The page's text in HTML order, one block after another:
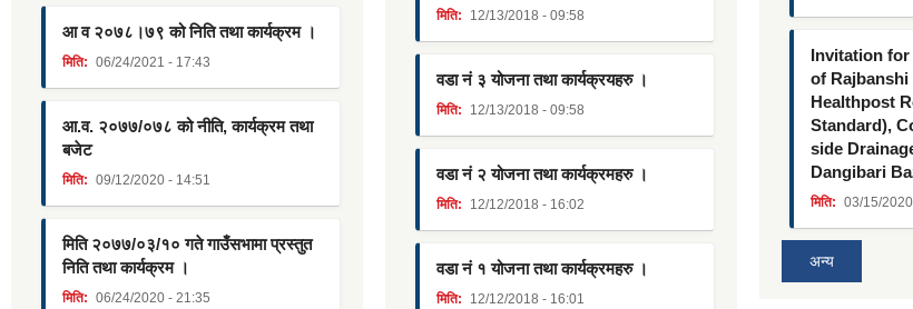
आ व २०७८।७९ को निति तथा कार्यक्रम ।
मिति: 06/24/2021 - 17:43
आ.व. २०७७/०७८ को नीति, कार्यक्रम तथा
बजेट
मिति: 09/12/2020 - 14:51
मिति २०७७/०३/१० गते गाउँसभामा प्रस्तुत
निति तथा कार्यक्रम ।
मिति: 06/24/2020 - 21:35
मिति: 12/13/2018 - 09:58
वडा नं ३ योजना तथा कार्यक्रयहरु ।
मिति: 12/13/2018 - 09:58
वडा नं २ योजना तथा कार्यक्रमहरु ।
मिति: 12/12/2018 - 16:02
वडा नं १ योजना तथा कार्यक्रमहरु ।
मिति: 12/12/2018 - 16:01
Invitation
of
Healthpost
Standard),
side
Dangibari
मिति: 03/15/
अन्य